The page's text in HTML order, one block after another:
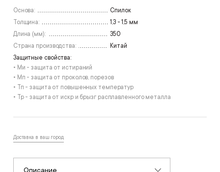
Основа:
Спилок
Толщина:
1,3 - 1,5 мм
Длина (мм):
350
Страна производства:
Китай
Защитные свойства:
• Ми - защита от истираний
• Мп - защита от проколов, порезов
• Тп - защита от повышенных температур
• Тр - защита от искр и брызг расплавленного металла
Доставка в ваш город
Описание